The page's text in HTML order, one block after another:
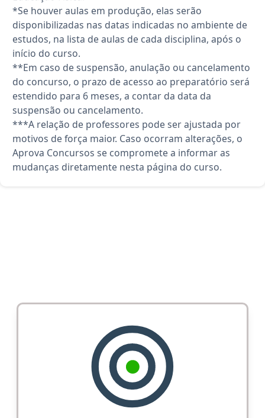
*Se houver aulas em produção, elas serão
disponibilizadas nas datas indicadas no ambiente de
estudos, na lista de aulas de cada disciplina, após o
início do curso.
**Em caso de suspensão, anulação ou cancelamento
do concurso, o prazo de acesso ao preparatório será
estendido para 6 meses, a contar da data da
suspensão ou cancelamento.
***A relação de professores pode ser ajustada por
motivos de força maior. Caso ocorram alterações, o
Aprova Concursos se compromete a informar as
mudanças diretamente nesta página do curso.